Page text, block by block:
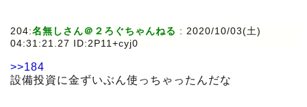
204:名無しさん＠２ろぐちゃんねる : 2020/10/03(土)
04:31:21.27 ID:2P11+cyj0
>>184
設備投資に金ずいぶん使っちゃったんだな